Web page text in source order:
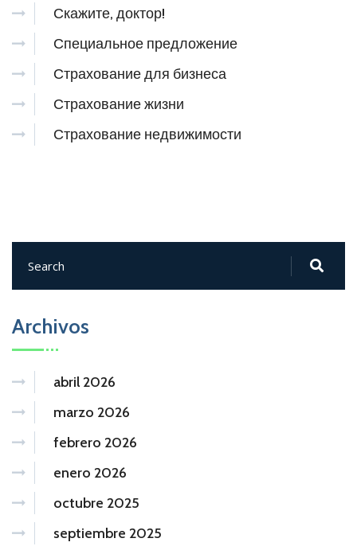
Скажите, доктор!
Специальное предложение
Страхование для бизнеса
Страхование жизни
Страхование недвижимости
Archivos
abril 2026
marzo 2026
febrero 2026
enero 2026
octubre 2025
septiembre 2025